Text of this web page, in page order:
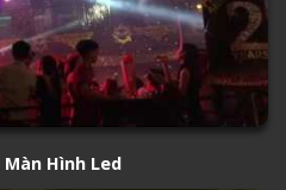
Màn Hình Led